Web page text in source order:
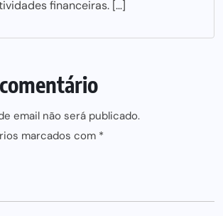
financeiras. […]
email não será publicado.
marcados com *